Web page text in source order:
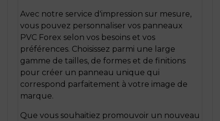
Avec notre service d'impression sur mesure,
vous pouvez personnaliser vos panneaux
PVC Forex selon vos besoins et vos
préférences. Choisissez parmi une large
gamme de tailles, de formes et de finitions
pour créer un panneau unique qui
correspond parfaitement à votre image de
marque.
Que vous souhaitiez promouvoir un nouveau